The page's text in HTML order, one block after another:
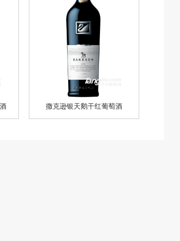
撒克逊银天鹅干红葡萄酒